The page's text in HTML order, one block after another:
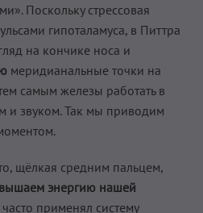
Поскольку стрессовая
гипоталамуса, в Питтра
на кончике носа и
меридианальные точки на
самым железы работать в
и звуком. Так мы приводим
щёлкая средним пальцем,
энергию нашей
применял систему